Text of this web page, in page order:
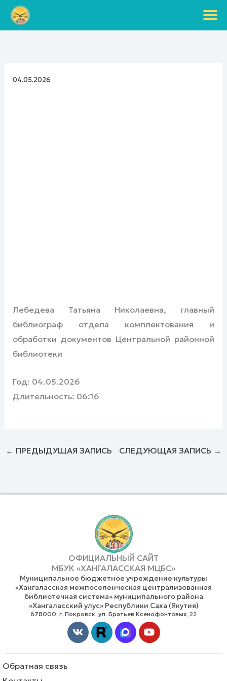
Перейти
04.05.2026
Лебедева Татьяна Николаевна, главный
библиограф отдела комплектования и
обработки документов Центральной районной
библиотеки
Год: 04.05.2026
Длительность: 06:16
← ПРЕДЫДУЩАЯ ЗАПИСЬ СЛЕДУЮЩАЯ ЗАПИСЬ →
ОФИЦИАЛЬНЫЙ САЙТ
МБУК «ХАНГАЛАССКАЯ МЦБС»
Муниципальное бюджетное учреждение культуры
«Хангаласская межпоселенческая централизованная
библиотечная система» муниципального района
«Хангаласский улус» Республики Саха (Якутия)
678000, г. Покровск, ул. Братьев Ксенофонтовых, 22
Vk Youtube
Обратная связь